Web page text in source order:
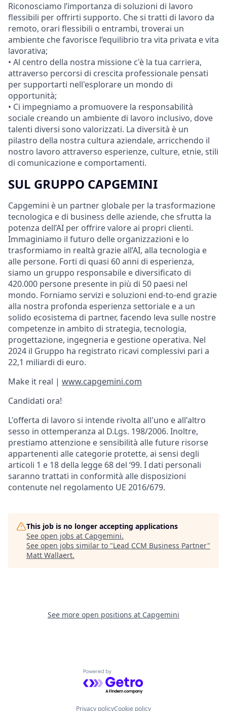
Riconosciamo l’importanza di soluzioni di lavoro
flessibili per offrirti supporto. Che si tratti di lavoro da
remoto, orari flessibili o entrambi, troverai un
ambiente che favorisce l’equilibrio tra vita privata e vita
lavorativa;
• Al centro della nostra missione c'è la tua carriera,
attraverso percorsi di crescita professionale pensati
per supportarti nell'esplorare un mondo di
opportunità;
• Ci impegniamo a promuovere la responsabilità
sociale creando un ambiente di lavoro inclusivo, dove
talenti diversi sono valorizzati. La diversità è un
pilastro della nostra cultura aziendale, arricchendo il
nostro lavoro attraverso esperienze, culture, etnie, stili
di comunicazione e comportamenti.
SUL GRUPPO CAPGEMINI
Capgemini è un partner globale per la trasformazione
tecnologica e di business delle aziende, che sfrutta la
potenza dell’AI per offrire valore ai propri clienti.
Immaginiamo il futuro delle organizzazioni e lo
trasformiamo in realtà grazie all’AI, alla tecnologia e
alle persone. Forti di quasi 60 anni di esperienza,
siamo un gruppo responsabile e diversificato di
420.000 persone presente in più di 50 paesi nel
mondo. Forniamo servizi e soluzioni end-to-end grazie
alla nostra profonda esperienza settoriale e a un
solido ecosistema di partner, facendo leva sulle nostre
competenze in ambito di strategia, tecnologia,
progettazione, ingegneria e gestione operativa. Nel
2024 il Gruppo ha registrato ricavi complessivi pari a
22,1 miliardi di euro.
Make it real | www.capgemini.com
Candidati ora!
L'offerta di lavoro si intende rivolta all'uno e all'altro
sesso in ottemperanza al D.Lgs. 198/2006. Inoltre,
prestiamo attenzione e sensibilità alle future risorse
appartenenti alle categorie protette, ai sensi degli
articoli 1 e 18 della legge 68 del ‘99. I dati personali
saranno trattati in conformità alle disposizioni
contenute nel regolamento UE 2016/679.
This job is no longer accepting applications
See open jobs at Capgemini.
See open jobs similar to "Lead CCM Business Partner"
Matt Wallaert.
See more open positions at Capgemini
Powered by Getro.com
Privacy policyCookie policy